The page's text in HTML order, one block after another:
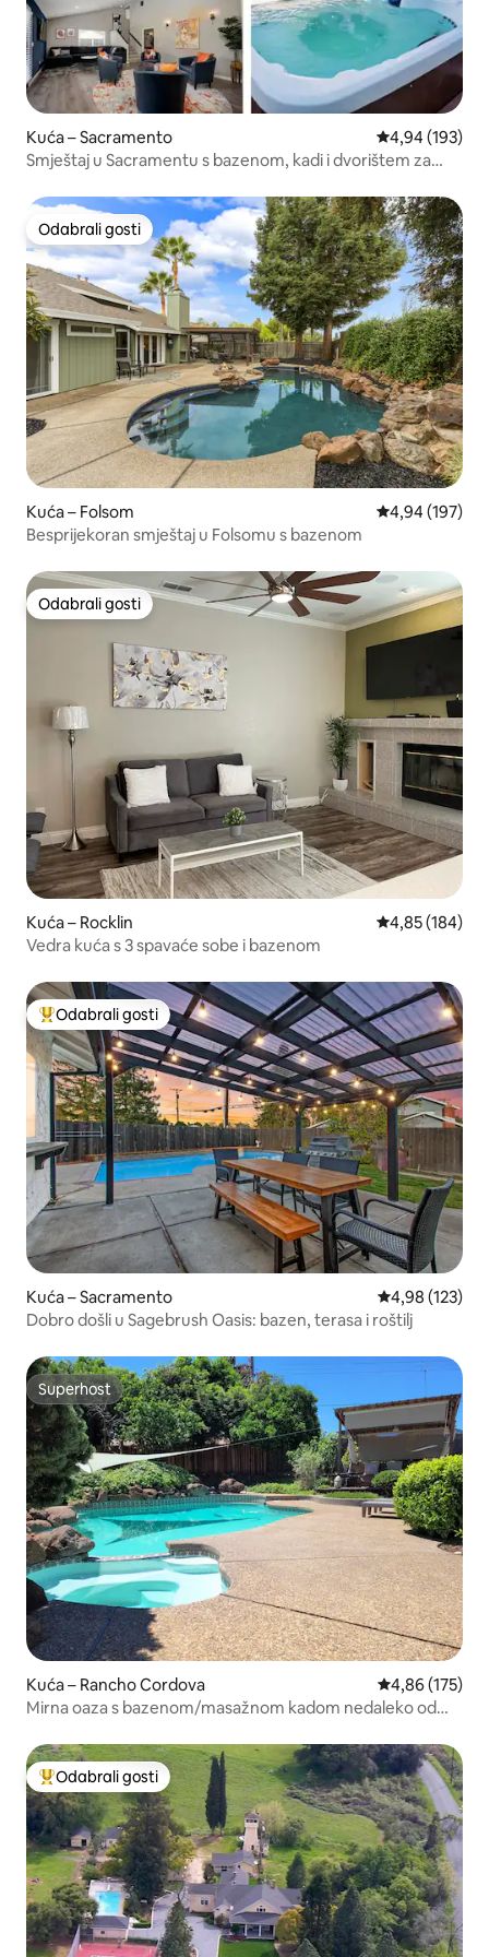
Kuća – Sacramento Prosječna
4,94 (193)
Smještaj u Sacramentu s bazenom, kadi i dvorištem za
Odabrali gosti
Odabrali gosti
Kuća – Folsom Prosječna
4,94 (197)
Besprijekoran smještaj u Folsomu s bazenom
Odabrali gosti
Odabrali gosti
Kuća – Rocklin Prosječna
4,85 (184)
Vedra kuća s 3 spavaće sobe i bazenom
Među najviše rangiranima s oznakom „Odabrali gosti”
Odabrali gosti
Kuća – Sacramento Prosječna
4,98 (123)
Dobro došli u Sagebrush Oasis: bazen, terasa i roštilj
Superhost
Superhost
Kuća – Rancho Cordova Prosječna
4,86 (175)
Mirna oaza s bazenom/masažnom kadom nedaleko od
Među najviše rangiranima s oznakom „Odabrali gosti”
Odabrali gosti